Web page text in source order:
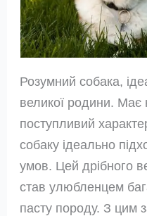
Розумний собака,
великої родини. Має
поступливий
собаку ідеально
умов. Цей дрібного
став улюбленцем
пасту породу. З цим